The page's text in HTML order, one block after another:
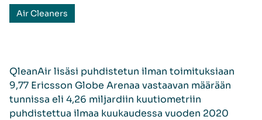
Air Cleaners
QleanAir lisäsi puhdistetun ilman toimituksiaan
9,77 Ericsson Globe Arenaa vastaavan määrään
tunnissa eli 4,26 miljardiin kuutiometriin
puhdistettua ilmaa kuukaudessa vuoden 2020